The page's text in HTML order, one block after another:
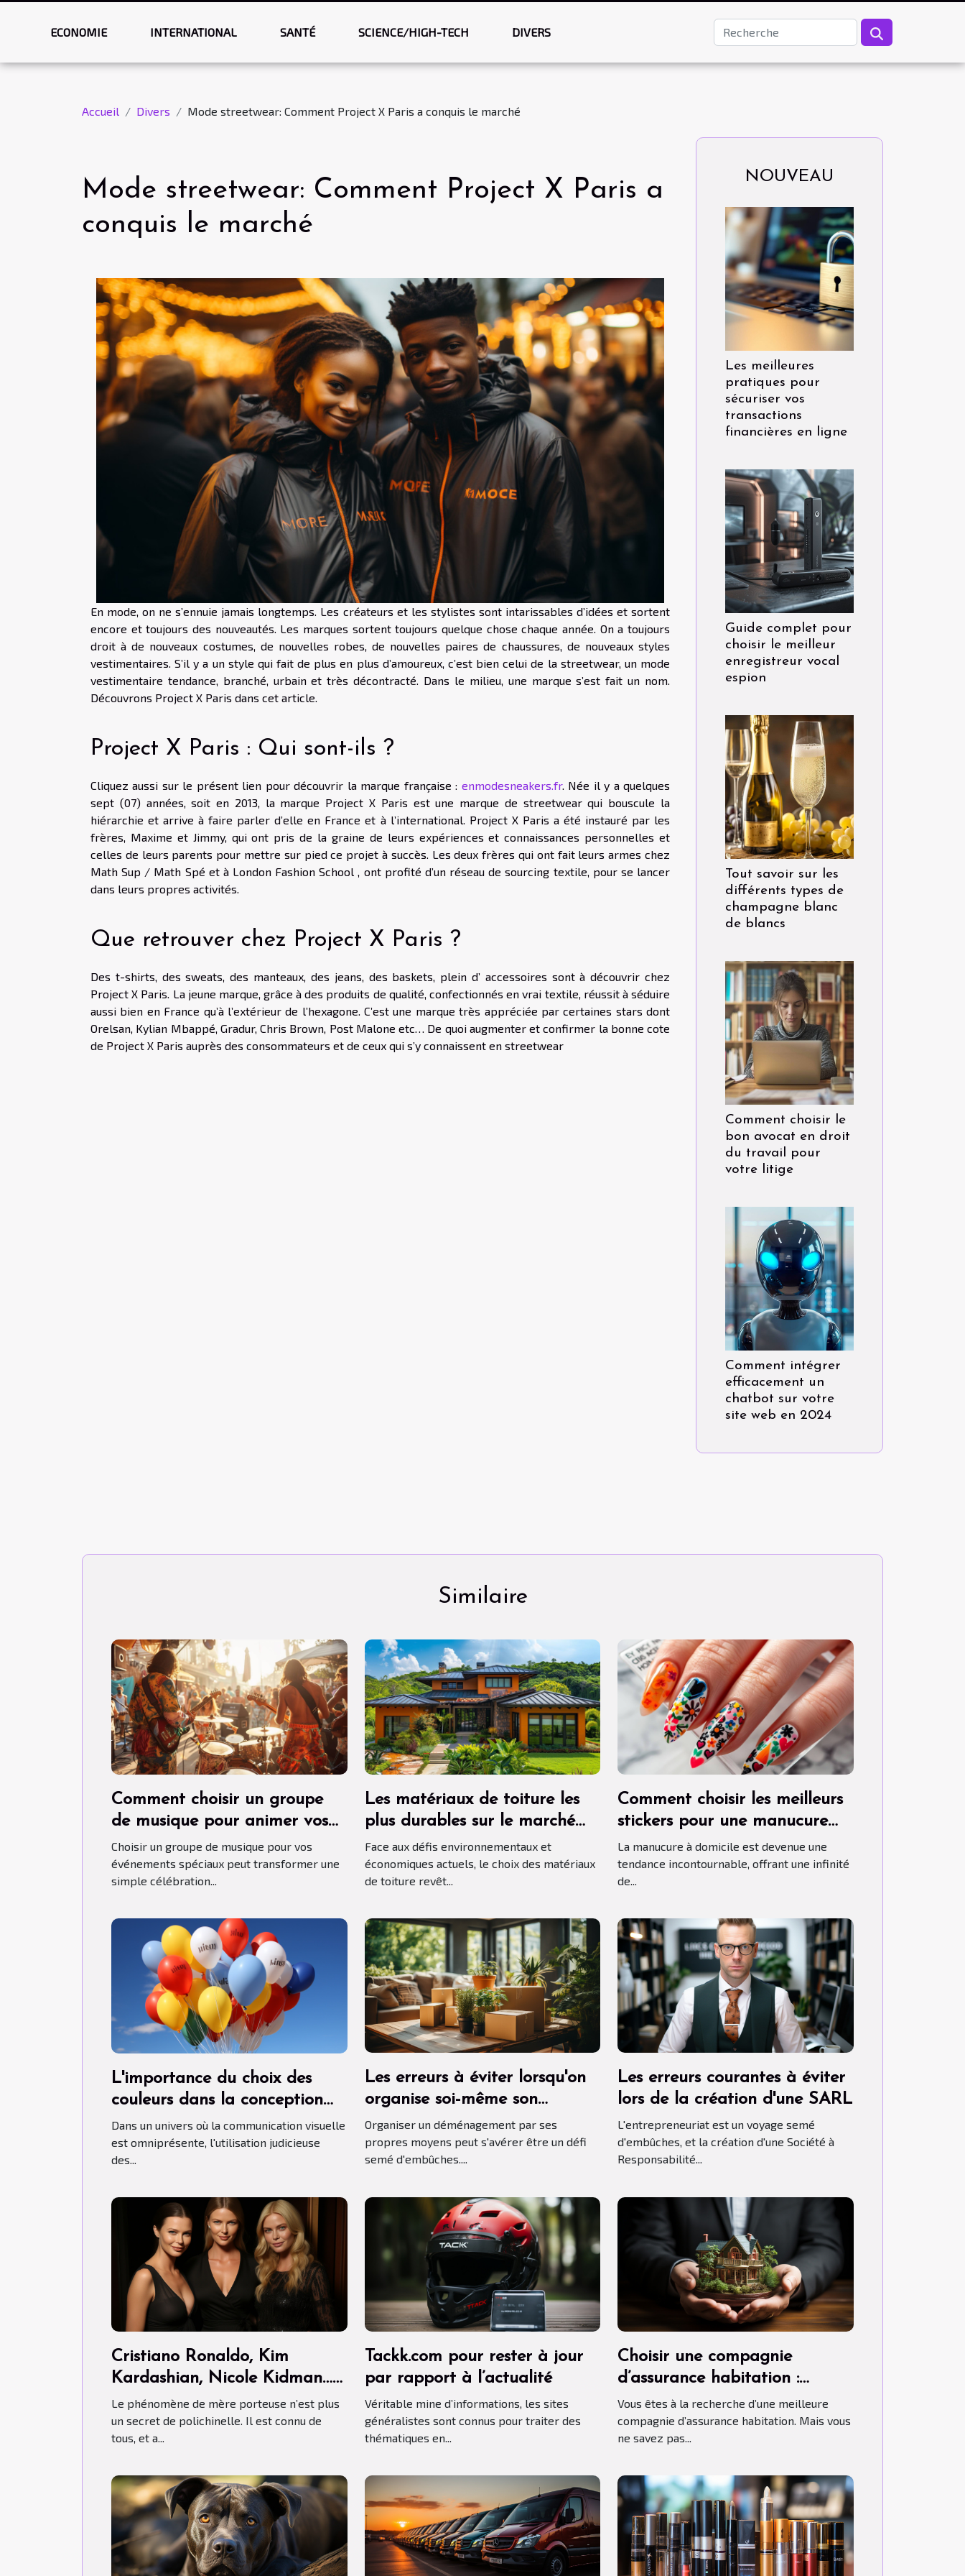
ECONOMIE INTERNATIONAL SANTÉ SCIENCE/HIGH-TECH DIVERS
Accueil Divers Mode streetwear: Comment Project X Paris a conquis le marché
Mode streetwear: Comment Project X Paris a
conquis le marché
En mode, on ne s’ennuie jamais longtemps. Les créateurs et les stylistes sont intarissables d’idées et sortent
encore et toujours des nouveautés. Les marques sortent toujours quelque chose chaque année. On a toujours
droit à de nouveaux costumes, de nouvelles robes, de nouvelles paires de chaussures, de nouveaux styles
vestimentaires. S’il y a un style qui fait de plus en plus d’amoureux, c’est bien celui de la streetwear, un mode
vestimentaire tendance, branché, urbain et très décontracté. Dans le milieu, une marque s’est fait un nom.
Découvrons Project X Paris dans cet article.
Project X Paris : Qui sont-ils ?
Cliquez aussi sur le présent lien pour découvrir la marque française : enmodesneakers.fr. Née il y a quelques
sept (07) années, soit en 2013, la marque Project X Paris est une marque de streetwear qui bouscule la
hiérarchie et arrive à faire parler d’elle en France et à l’international. Project X Paris a été instauré par les
frères, Maxime et Jimmy, qui ont pris de la graine de leurs expériences et connaissances personnelles et
celles de leurs parents pour mettre sur pied ce projet à succès. Les deux frères qui ont fait leurs armes chez
Math Sup / Math Spé et à London Fashion School , ont profité d’un réseau de sourcing textile, pour se lancer
dans leurs propres activités.
Que retrouver chez Project X Paris ?
Des t-shirts, des sweats, des manteaux, des jeans, des baskets, plein d’ accessoires sont à découvrir chez
Project X Paris. La jeune marque, grâce à des produits de qualité, confectionnés en vrai textile, réussit à séduire
aussi bien en France qu’à l’extérieur de l’hexagone. C’est une marque très appréciée par certaines stars dont
Orelsan, Kylian Mbappé, Gradur, Chris Brown, Post Malone etc… De quoi augmenter et confirmer la bonne cote
de Project X Paris auprès des consommateurs et de ceux qui s’y connaissent en streetwear
NOUVEAU
Les meilleures
pratiques pour
sécuriser vos
transactions
financières en ligne
Guide complet pour
choisir le meilleur
enregistreur vocal
espion
Tout savoir sur les
différents types de
champagne blanc
de blancs
Comment choisir le
bon avocat en droit
du travail pour
votre litige
Comment intégrer
efficacement un
chatbot sur votre
site web en 2024
Similaire
Comment choisir un groupe
de musique pour animer vos
événements spéciaux
Choisir un groupe de musique pour vos
événements spéciaux peut transformer une
simple célébration...
Les matériaux de toiture les
plus durables sur le marché
aujourd'hui
Face aux défis environnementaux et
économiques actuels, le choix des matériaux
de toiture revêt...
Comment choisir les meilleurs
stickers pour une manucure
maison parfaite
La manucure à domicile est devenue une
tendance incontournable, offrant une infinité
de...
L'importance du choix des
couleurs dans la conception
de ballons publicitaires hélium.
Dans un univers où la communication visuelle
est omniprésente, l'utilisation judicieuse
des...
Les erreurs à éviter lorsqu'on
organise soi-même son
déménagement
Organiser un déménagement par ses
propres moyens peut s'avérer être un défi
semé d'embûches....
Les erreurs courantes à éviter
lors de la création d'une SARL
L'entrepreneuriat est un voyage semé
d'embûches, et la création d'une Société à
Responsabilité...
Cristiano Ronaldo, Kim
Kardashian, Nicole Kidman…
ont-ils fait recours aux Mères
porteuses ?
Le phénomène de mère porteuse n’est plus
un secret de polichinelle. Il est connu de
tous, et a...
Tackk.com pour rester à jour
par rapport à l’actualité
Véritable mine d’informations, les sites
généralistes sont connus pour traiter des
thématiques en...
Choisir une compagnie
d’assurance habitation :
comment s’y prendre ?
Vous êtes à la recherche d’une meilleure
compagnie d’assurance habitation. Mais vous
ne savez pas...